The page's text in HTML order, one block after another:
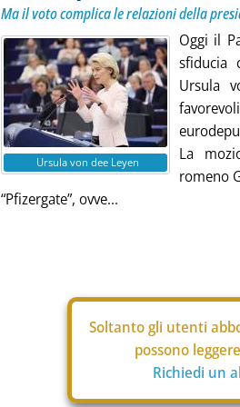
Ma il voto complica le relazioni della
Ursula von dee Leyen
Oggi il
sfiducia
Ursula
La
romeno
“Pfizergate”, ovve...
Soltanto gli utenti
possono
Richiedi un